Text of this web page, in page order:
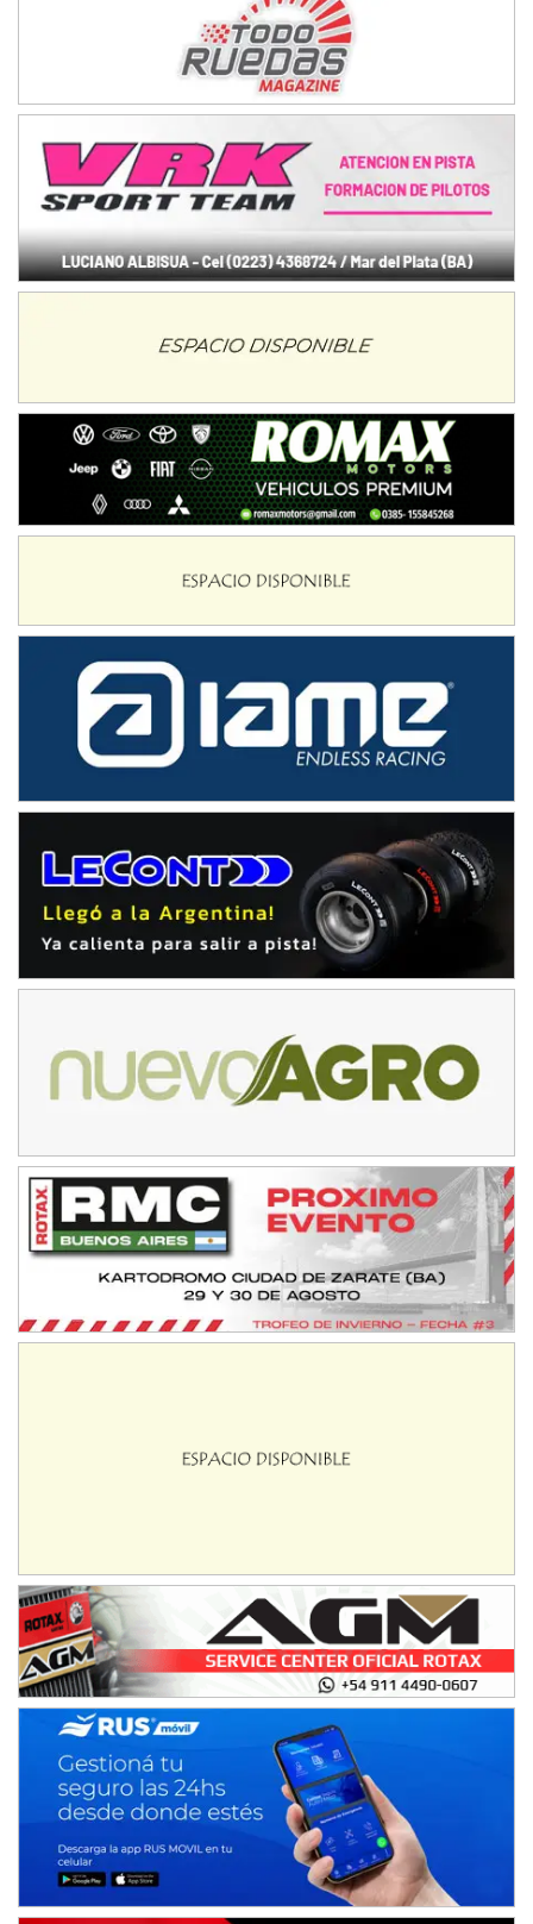
NORESTE SANTAFESINO - F6
Ciudad de Avellaneda (Asfalto)
José Samuel Sánchez (Tierra)
Rufino (Santa Fe)
TUCUMANO - F5
Juan Navarro (Asfalto)
El Timbó (Tucumán)